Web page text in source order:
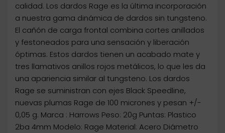
calidad. Los dardos Rage es la última incorporación
a nuestra gama dinámica de dardos sin tungsteno.
El cañón de carga frontal combina cortes anillados
y festoneados para una sensación y liberación
óptimas. Estos dardos tienen un acabado mate y
tres llamativos anillos rojos metálicos, lo que les da
una apariencia similar al tungsteno. Los dardos
Rage se suministran con ejes Black Speedline,
nuevas plumas Rage de 100 micrones y pesan +/-
0,05 g. Marca : Harrows Peso: 20g Puntas: Plastico
2ba 4mm Modelo: Rage Material: Acero Diámetro